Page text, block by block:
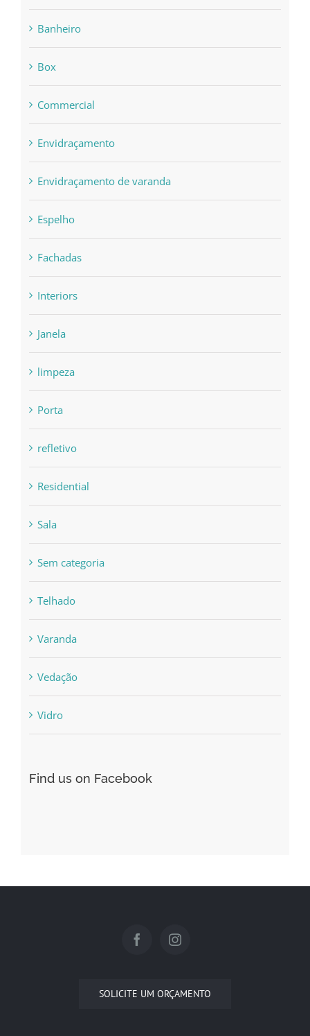
Banheiro
Box
Commercial
Envidraçamento
Envidraçamento de varanda
Espelho
Fachadas
Interiors
Janela
limpeza
Porta
refletivo
Residential
Sala
Sem categoria
Telhado
Varanda
Vedação
Vidro
Find us on Facebook
SOLICITE UM ORÇAMENTO